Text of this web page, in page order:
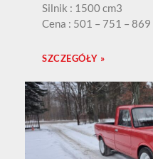
Silnik : 1500 cm3
Cena : 501 – 751 – 869
SZCZEGÓŁY »